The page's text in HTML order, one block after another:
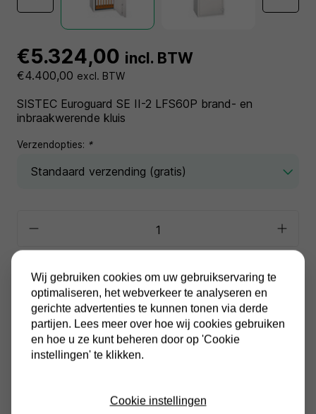
€5.324,00 incl. BTW
€4.400,00 excl. BTW
SISTEC Euroguard SE II-2 LFS60P brand- en
inbraakwerende kluis
Verzendopties: *
In winkelwagen
Alle prijzen zijn inclusief BTW
Altijd gratis verzending
Wij gebruiken cookies om uw gebruikservaring te
optimaliseren, het webverkeer te analyseren en
gerichte advertenties te kunnen tonen via derde
partijen. Lees meer over hoe wij cookies gebruiken
en hoe u ze kunt beheren door op 'Cookie
instellingen' te klikken.
Cookie instellingen